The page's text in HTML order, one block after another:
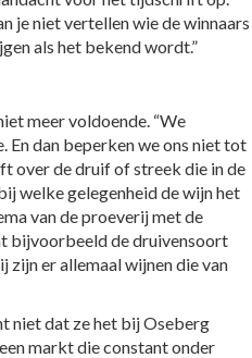
je niet vertellen wie de winnaars
als het bekend wordt.”
meer voldoende. “We
En dan beperken we ons niet tot
over de druif of streek die in de
welke gelegenheid de wijn het
van de proeverij met de
bijvoorbeeld de druivensoort
zijn er allemaal wijnen die van
niet dat ze het bij Oseberg
markt die constant onder